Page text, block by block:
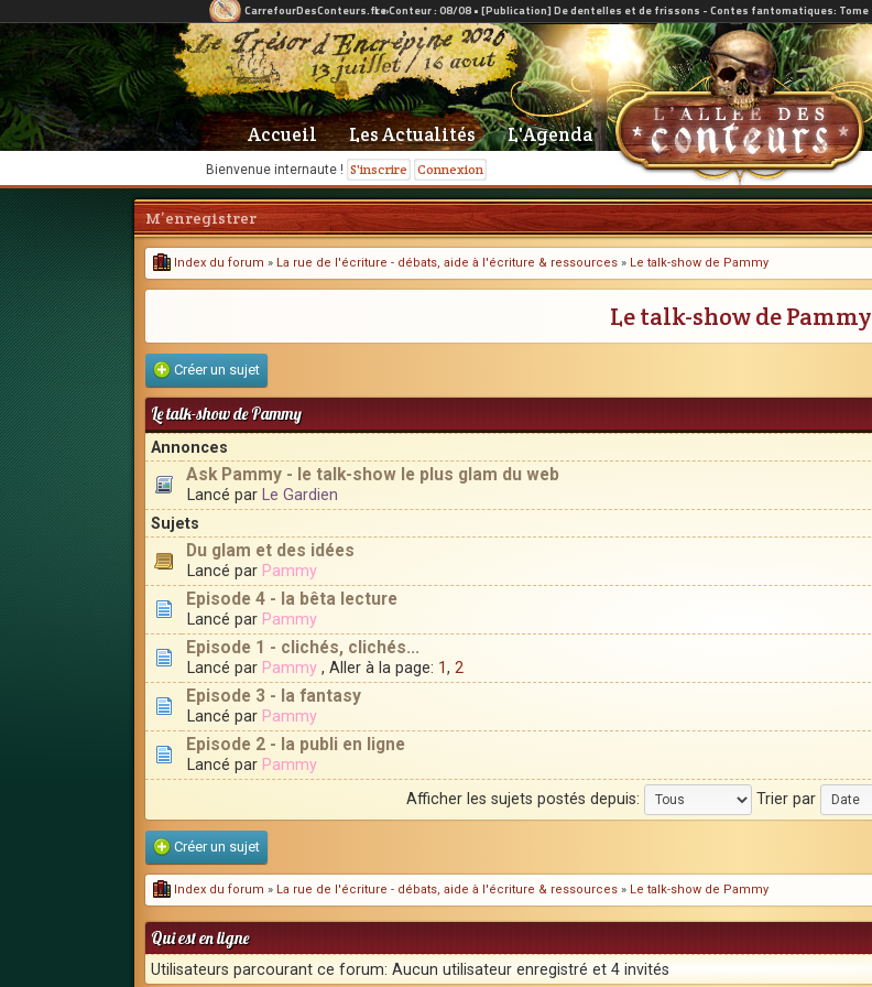
Bienvenue internaute ! S'inscrire Connexion
Accueil Les Actualités L'Agenda
M’enregistrer
Index du forum » La rue de l'écriture - débats, aide à l'écriture & ressources » Le talk-show de Pammy
Le talk-show de Pammy
Créer un sujet
Le talk-show de Pammy
Annonces
Ask Pammy - le talk-show le plus glam du web
Lancé par Le Gardien
Sujets
Du glam et des idées
Lancé par Pammy
Episode 4 - la bêta lecture
Lancé par Pammy
Episode 1 - clichés, clichés...
Lancé par Pammy , Aller à la page: 1, 2
Episode 3 - la fantasy
Lancé par Pammy
Episode 2 - la publi en ligne
Lancé par Pammy
Afficher les sujets postés depuis: Trier par
Créer un sujet
Index du forum » La rue de l'écriture - débats, aide à l'écriture & ressources » Le talk-show de Pammy
Qui est en ligne
Utilisateurs parcourant ce forum: Aucun utilisateur enregistré et 4 invités